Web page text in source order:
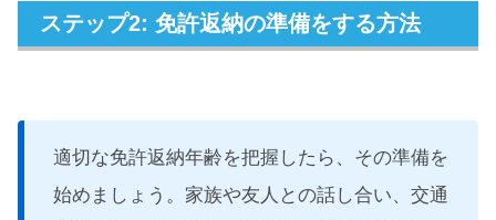
ステップ2: 免許返納の準備をする方法
適切な免許返納年齢を把握したら、その準備を
始めましょう。家族や友人との話し合い、交通